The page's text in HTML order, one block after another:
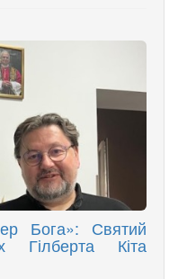
Бога»: Святий
Гілберта Кіта